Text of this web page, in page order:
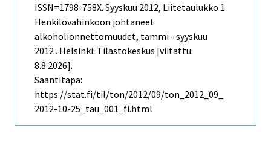
ISSN=1798-758X. Syyskuu 2012, Liitetaulukko 1.
Henkilövahinkoon johtaneet
alkoholionnettomuudet, tammi - syyskuu
2012 . Helsinki: Tilastokeskus [viitattu:
8.8.2026].
Saantitapa:
https://stat.fi/til/ton/2012/09/ton_2012_09_
2012-10-25_tau_001_fi.html